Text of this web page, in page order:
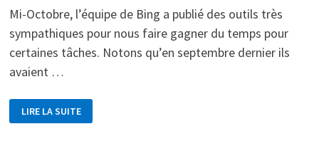
Mi-Octobre, l’équipe de Bing a publié des outils très
sympathiques pour nous faire gagner du temps pour
certaines tâches. Notons qu’en septembre dernier ils
avaient …
DE
BING
LIRE LA SUITE